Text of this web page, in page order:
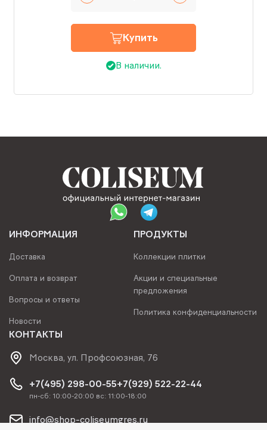
Купить
В наличии.
ИНФОРМАЦИЯ
Доставка
Оплата и возврат
Вопросы и ответы
Новости
ПРОДУКТЫ
Коллекции плитки
Акции и специальные
предложения
Политика конфиденциальности
КОНТАКТЫ
Москва, ул. Профсоюзная, 76
+7(495) 298-00-55+7(929) 522-22-44
пн-сб: 10:00-20:00 вс: 11:00-18:00
info@shop-coliseumgres.ru